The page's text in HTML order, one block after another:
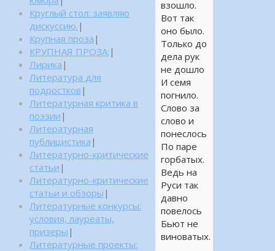
взошло.
Вот так
оно было.
Только до
дела рук
не дошло
И семя
погнило.
Слово за
слово и
понеслось
По паре
горбатых.
Ведь на
Руси так
давно
повелось
Бьют не
виноватых.
Круглый стол: заявляю
дискуссию. |
Крупная проза |
КРУПНАЯ ПРОЗА: |
Лирика |
Литература для
подростков |
Литературная критика в
поэзии |
Литературная
публицистика |
Литературно-критические
статьи |
Литературно-критические
статьи и обзоры |
Литературные конкурсы:
условия, лауреаты,
призеры |
Литературные проекты: